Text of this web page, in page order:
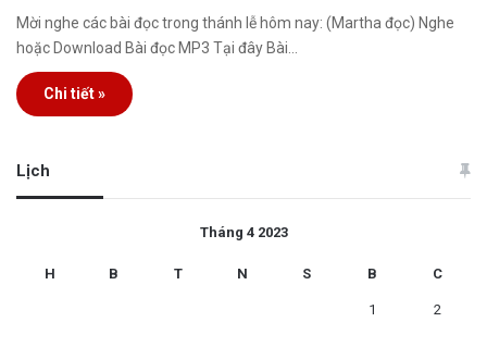
Mời nghe các bài đọc trong thánh lễ hôm nay: (Martha đọc) Nghe
hoặc Download Bài đọc MP3 Tại đây Bài…
Chi tiết »
Lịch
Tháng 4 2023
H B T N S B C
1 2